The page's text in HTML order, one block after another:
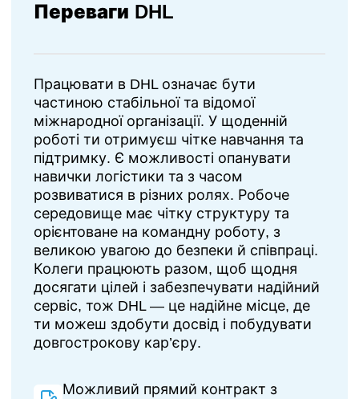
Переваги DHL
Працювати в DHL означає бути
частиною стабільної та відомої
міжнародної організації. У щоденній
роботі ти отримуєш чітке навчання та
підтримку. Є можливості опанувати
навички логістики та з часом
розвиватися в різних ролях. Робоче
середовище має чітку структуру та
орієнтоване на командну роботу, з
великою увагою до безпеки й співпраці.
Колеги працюють разом, щоб щодня
досягати цілей і забезпечувати надійний
сервіс, тож DHL — це надійне місце, де
ти можеш здобути досвід і побудувати
довгострокову кар’єру.
Можливий прямий контракт з